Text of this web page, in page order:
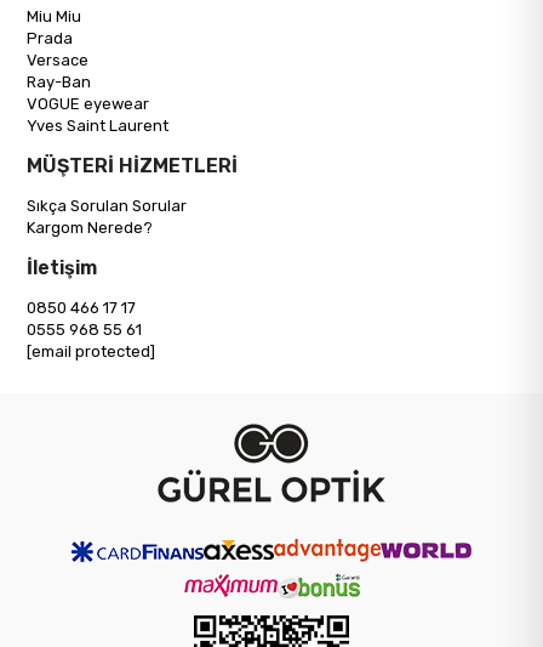
Miu Miu
Prada
Versace
Ray-Ban
VOGUE eyewear
Yves Saint Laurent
MÜŞTERİ HİZMETLERİ
Sıkça Sorulan Sorular
Kargom Nerede?
İletişim
0850 466 17 17
0555 968 55 61
[email protected]